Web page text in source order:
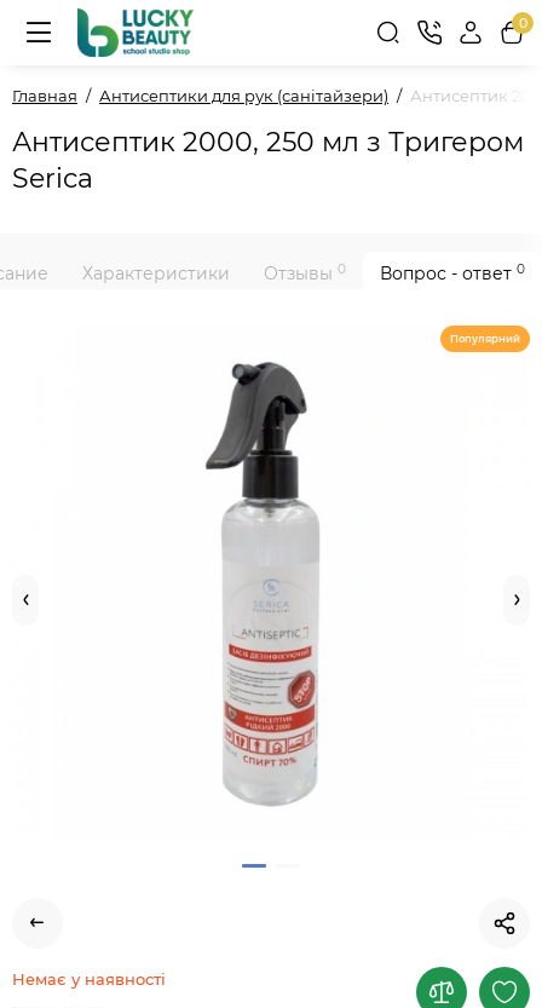
0
Главная Антисептики для рук (санітайзери) Антисептик
Антисептик 2000, 250 мл з Тригером
Serica
Характеристики Отзывы 0 Вопрос - ответ 0
Популярний
Немає у наявності